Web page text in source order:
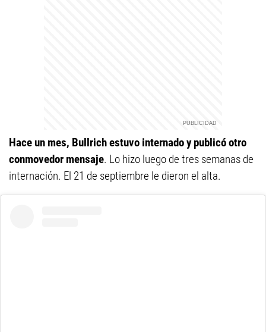
Hace un mes, Bullrich estuvo internado y publicó otro
conmovedor mensaje. Lo hizo luego de tres semanas de
internación. El 21 de septiembre le dieron el alta.